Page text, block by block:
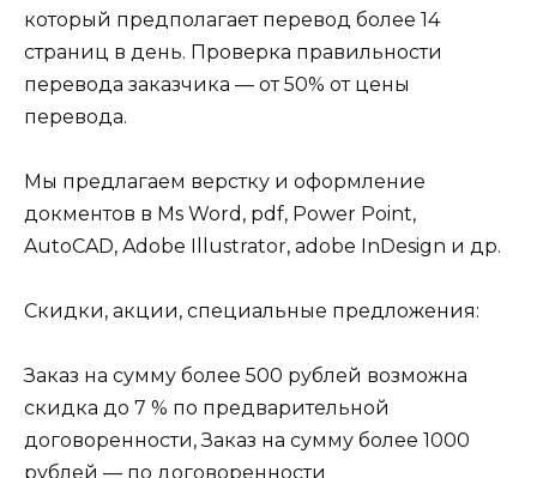
который предполагает перевод более 14
страниц в день. Проверка правильности
перевода заказчика — от 50% от цены
перевода.
Мы предлагаем верстку и оформление
докментов в Ms Word, pdf, Power Point,
AutoCAD, Adobe Illustrator, adobe InDesign и др.
Скидки, акции, специальные предложения:
Заказ на сумму более 500 рублей возможна
скидка до 7 % по предварительной
договоренности, Заказ на сумму более 1000
рублей — по договоренности